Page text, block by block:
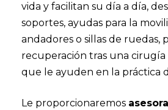
vida y facilitan su día a día,
soportes, ayudas para la
andadores o sillas de ruedas,
recuperación tras una cirugía
que le ayuden en la práctica
Le proporcionaremos